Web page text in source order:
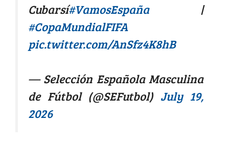
Cubarsí#VamosEspaña|
#CopaMundialFIFA
pic.twitter.com/AnSfz4K8hB
— Selección Española Masculina
de Fútbol (@SEFutbol) July 19,
2026